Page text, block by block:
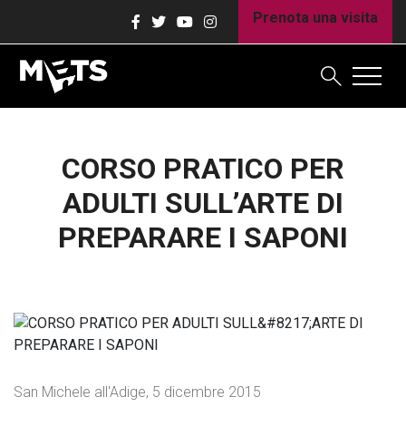
Prenota una visita
CORSO PRATICO PER
ADULTI SULL’ARTE DI
PREPARARE I SAPONI
San Michele all'Adige, 5 dicembre 2015